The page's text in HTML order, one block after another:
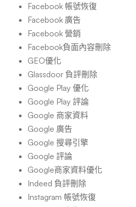
Facebook 帳號恢復
Facebook 廣告
Facebook 營銷
Facebook負面內容刪除
GEO優化
Glassdoor 負評刪除
Google Play 優化
Google Play 評論
Google 商家資料
Google 廣告
Google 搜尋引擎
Google 評論
Google商家資料優化
Indeed 負評刪除
Instagram 帳號恢復